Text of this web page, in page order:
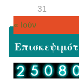
31
« Ιούν